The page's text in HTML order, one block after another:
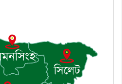
উপজেলা আইন-
কমিটির মাসিক সভা অনুষ্ঠিত
মুচি সম্প্রদায়ের
নিলেন ড. খন্দকার মারুফ